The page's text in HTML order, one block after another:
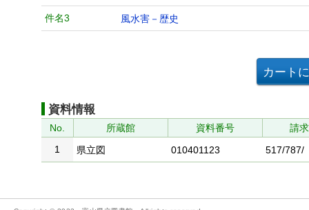
件名3 風水害－歴史
資料情報
No. 所蔵館 資料番号
請
1
県立図 010401123 517/787/